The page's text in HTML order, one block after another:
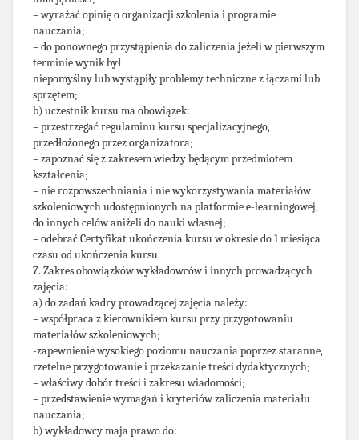
– wyrażać opinię o organizacji szkolenia i programie
nauczania;
– do ponownego przystąpienia do zaliczenia jeżeli w pierwszym
terminie wynik był
niepomyślny lub wystąpiły problemy techniczne z łączami lub
sprzętem;
b) uczestnik kursu ma obowiązek:
– przestrzegać regulaminu kursu specjalizacyjnego,
przedłożonego przez organizatora;
– zapoznać się z zakresem wiedzy będącym przedmiotem
kształcenia;
– nie rozpowszechniania i nie wykorzystywania materiałów
szkoleniowych udostępnionych na platformie e-learningowej,
do innych celów aniżeli do nauki własnej;
– odebrać Certyfikat ukończenia kursu w okresie do 1 miesiąca
czasu od ukończenia kursu.
7. Zakres obowiązków wykładowców i innych prowadzących
zajęcia:
a) do zadań kadry prowadzącej zajęcia należy:
– współpraca z kierownikiem kursu przy przygotowaniu
materiałów szkoleniowych;
-zapewnienie wysokiego poziomu nauczania poprzez staranne,
rzetelne przygotowanie i przekazanie treści dydaktycznych;
– właściwy dobór treści i zakresu wiadomości;
– przedstawienie wymagań i kryteriów zaliczenia materiału
nauczania;
b) wykładowcy maja prawo do: